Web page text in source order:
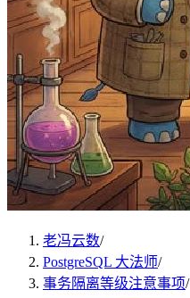
老冯云数/
PostgreSQL 大法师/
事务隔离等级注意事项/